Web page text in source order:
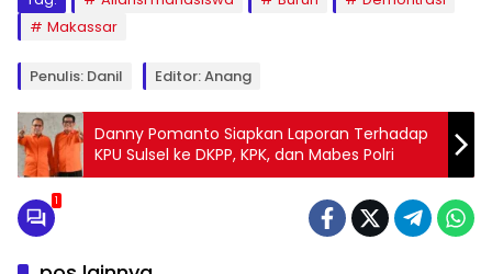
Makassar
Penulis: Danil Editor: Anang
Danny Pomanto Siapkan Laporan Terhadap
KPU Sulsel ke DKPP, KPK, dan Mabes Polri
1